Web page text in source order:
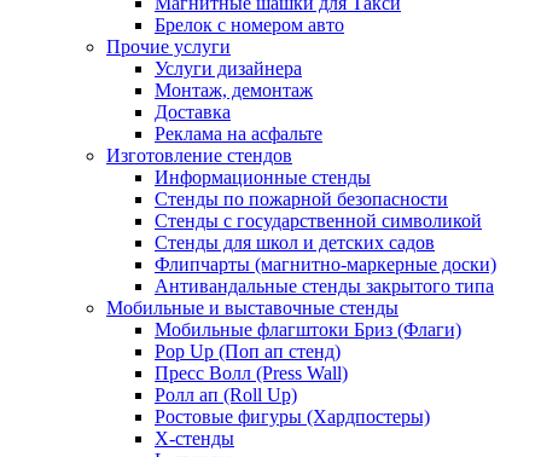
Брелок с номером авто
Прочие услуги
Услуги дизайнера
Монтаж, демонтаж
Доставка
Реклама на асфальте
Изготовление стендов
Информационные стенды
Стенды по пожарной безопасности
Стенды с государственной символикой
Стенды для школ и детских садов
Флипчарты (магнитно-маркерные доски)
Антивандальные стенды закрытого типа
Мобильные и выставочные стенды
Мобильные флагштоки Бриз (Флаги)
Pop Up (Поп ап стенд)
Пресс Волл (Press Wall)
Ролл ап (Roll Up)
Ростовые фигуры (Хардпостеры)
X-стенды